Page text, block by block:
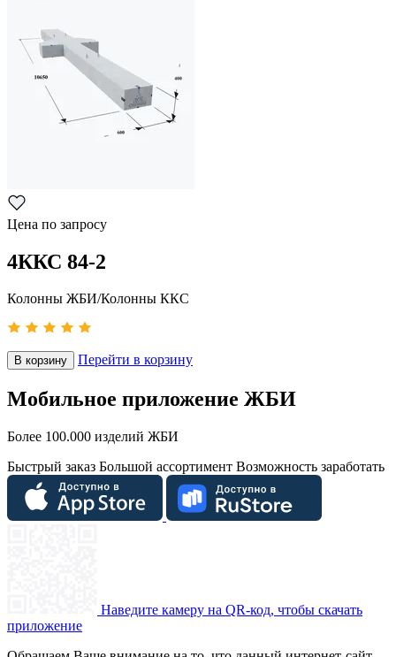
Цена по запросу
4ККС 84-2
Колонны ЖБИ/Колонны ККС
В корзину Перейти в корзину
Мобильное приложение ЖБИ
Более 100.000 изделий ЖБИ
Быстрый заказ Большой ассортимент Возможность заработать
Наведите камеру на QR-код, чтобы скачать
приложение